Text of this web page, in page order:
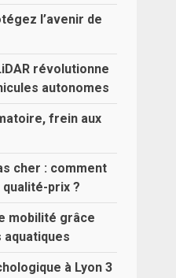
l’avenir de
révolutionne
autonomes
frein aux
cher : comment
prix ?
mobilité grâce
à Lyon 3